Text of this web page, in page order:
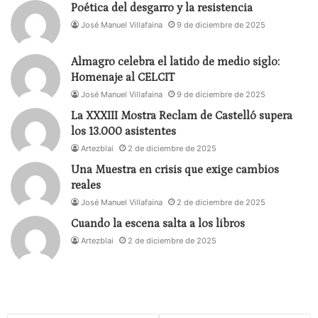
tradición y futuro han caminado juntos, reafirmando
la fuerza de una comunidad que sigue apostando
por la cultura y el talento en todas sus formas.
Listado ganadores/as 33 Premios de la Unión
Actores y Actrices
CINE
Mejor Actriz Protagonista
Carolina Yuste – ‘La infiltrada’
Mejor Actor Protagonista
Eduard Fernández – ‘Marco’
Poética del desgarro y la resistencia
José Manuel Villafaina 9 de diciembre de 2025
Almagro celebra el latido de medio siglo:
Homenaje al CELCIT
José Manuel Villafaina 9 de diciembre de 2025
La XXXIII Mostra Reclam de Castelló supera
los 13.000 asistentes
Artezblai 2 de diciembre de 2025
Una Muestra en crisis que exige cambios
reales
José Manuel Villafaina 2 de diciembre de 2025
Cuando la escena salta a los libros
Artezblai 2 de diciembre de 2025